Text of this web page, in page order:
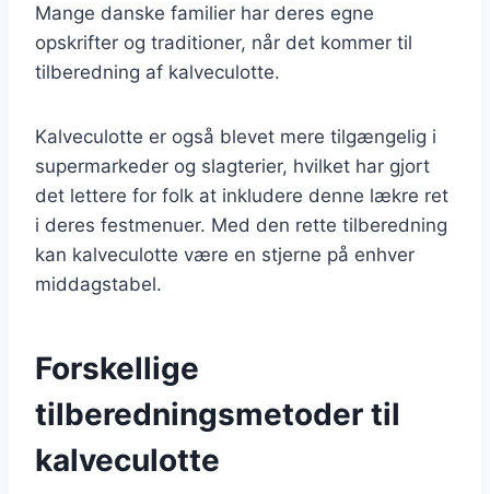
Mange danske familier har deres egne
opskrifter og traditioner, når det kommer til
tilberedning af kalveculotte.
Kalveculotte er også blevet mere tilgængelig i
supermarkeder og slagterier, hvilket har gjort
det lettere for folk at inkludere denne lækre ret
i deres festmenuer. Med den rette tilberedning
kan kalveculotte være en stjerne på enhver
middagstabel.
Forskellige
tilberedningsmetoder til
kalveculotte